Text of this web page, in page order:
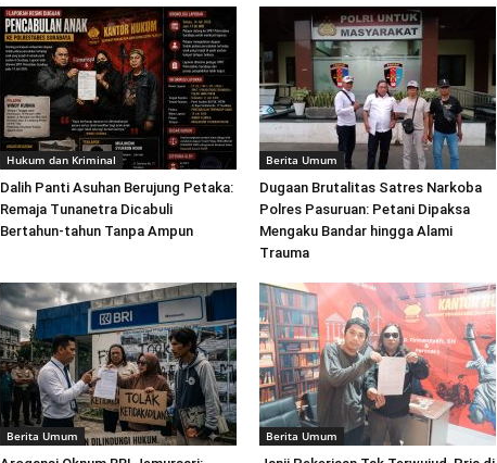
Hukum dan Kriminal
Dalih Panti Asuhan Berujung Petaka:
Remaja Tunanetra Dicabuli
Bertahun-tahun Tanpa Ampun
Berita Umum
Dugaan Brutalitas Satres Narkoba
Polres Pasuruan: Petani Dipaksa
Mengaku Bandar hingga Alami
Trauma
Berita Umum Berita Umum